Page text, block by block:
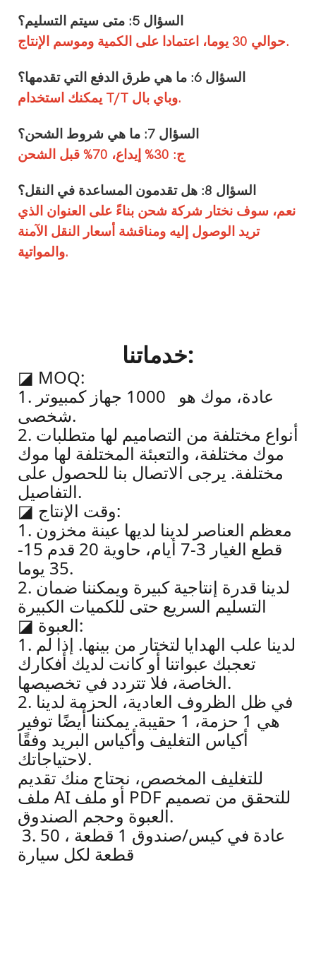
السؤال 5: متى سيتم التسليم؟
حوالي 30 يوما، اعتمادا على الكمية وموسم الإنتاج.
السؤال 6: ما هي طرق الدفع التي تقدمها؟
يمكنك استخدام T/T وباي بال.
السؤال 7: ما هي شروط الشحن؟
ج: 30% إيداع، 70% قبل الشحن
السؤال 8: هل تقدمون المساعدة في النقل؟
نعم، سوف نختار شركة شحن بناءً على العنوان الذي
تريد الوصول إليه ومناقشة أسعار النقل الآمنة
والمواتية.
خدماتنا:
◪ MOQ:
1. عادة، موك هو 1000 جهاز كمبيوتر
شخصى.
2. أنواع مختلفة من التصاميم لها متطلبات
موك مختلفة، والتعبئة المختلفة لها موك
مختلفة. يرجى الاتصال بنا للحصول على
التفاصيل.
◪
وقت الإنتاج:
1. معظم العناصر لدينا لديها عينة مخزون
قطع الغيار 3-7 أيام، حاوية 20 قدم 15-
35 يوما.
2. لدينا قدرة إنتاجية كبيرة ويمكننا ضمان
التسليم السريع حتى للكميات الكبيرة
◪
العبوة:
1. لدينا علب الهدايا لتختار من بينها. إذا لم
تعجبك عبواتنا أو كانت لديك أفكارك
الخاصة، فلا تتردد في تخصيصها.
2. في ظل الظروف العادية، الحزمة لدينا
هي 1 حزمة، 1 حقيبة. يمكننا أيضًا توفير
أكياس التغليف وأكياس البريد وفقًا
لاحتياجاتك.
للتغليف المخصص، نحتاج منك تقديم
ملف AI أو ملف PDF للتحقق من تصميم
العبوة وحجم الصندوق.
3. عادة في كيس/صندوق 1 قطعة ، 50
قطعة لكل سيارة